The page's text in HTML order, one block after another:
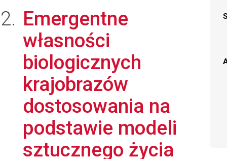
Emergentne
własności
biologicznych
krajobrazów
dostosowania na
podstawie modeli
sztucznego życia